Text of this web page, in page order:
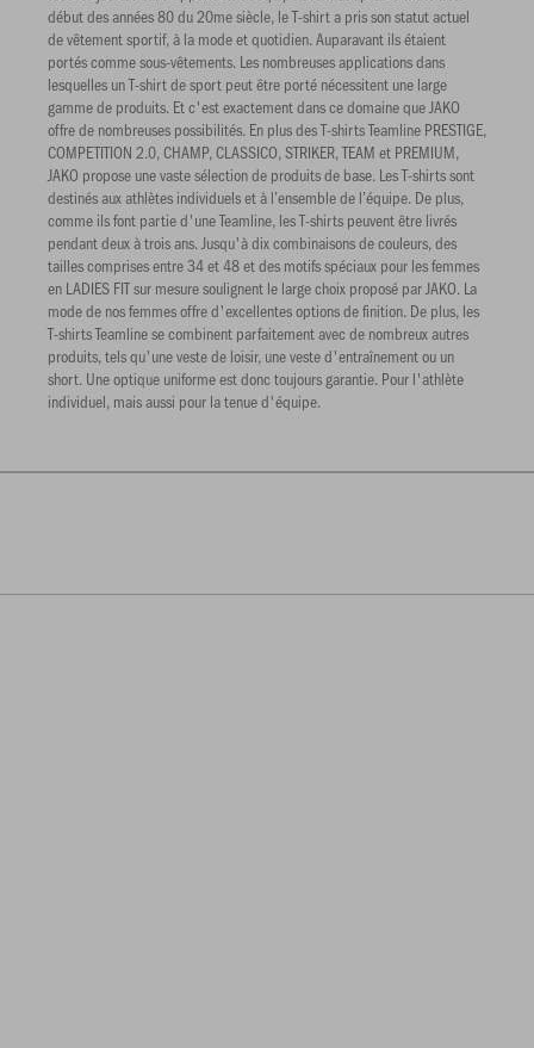
début des années 80 du 20me siècle, le T-shirt a pris son statut actuel
de vêtement sportif, à la mode et quotidien. Auparavant ils étaient
portés comme sous-vêtements. Les nombreuses applications dans
lesquelles un T-shirt de sport peut être porté nécessitent une large
gamme de produits. Et c'est exactement dans ce domaine que JAKO
offre de nombreuses possibilités. En plus des T-shirts Teamline PRESTIGE,
COMPETITION 2.0, CHAMP, CLASSICO, STRIKER, TEAM et PREMIUM,
JAKO propose une vaste sélection de produits de base. Les T-shirts sont
destinés aux athlètes individuels et à l’ensemble de l’équipe. De plus,
comme ils font partie d'une Teamline, les T-shirts peuvent être livrés
pendant deux à trois ans. Jusqu'à dix combinaisons de couleurs, des
tailles comprises entre 34 et 48 et des motifs spéciaux pour les femmes
en LADIES FIT sur mesure soulignent le large choix proposé par JAKO. La
mode de nos femmes offre d'excellentes options de finition. De plus, les
T-shirts Teamline se combinent parfaitement avec de nombreux autres
produits, tels qu'une veste de loisir, une veste d'entraînement ou un
short. Une optique uniforme est donc toujours garantie. Pour l'athlète
individuel, mais aussi pour la tenue d'équipe.